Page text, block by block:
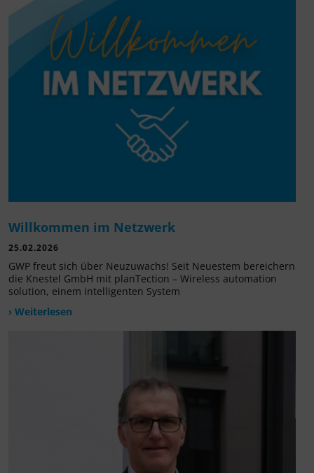
Willkommen im Netzwerk
25.02.2026
GWP freut sich über Neuzuwachs! Seit Neuestem bereichern
die Knestel GmbH mit planTection – Wireless automation
solution, einem intelligenten System
› Weiterlesen